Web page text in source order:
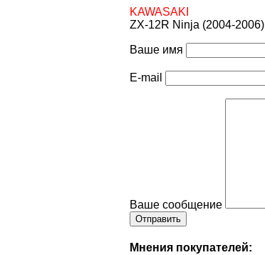
KAWASAKI
ZX-12R Ninja (2004-2006)
Ваше имя
E-mail
Ваше сообщение
Мнения покупателей: